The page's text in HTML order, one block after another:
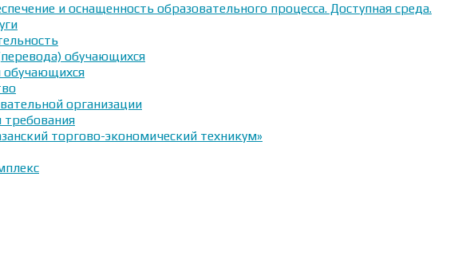
и оснащенность образовательного процесса. Доступная среда.
обучающихся
организации
требования
торгово-экономический техникум»